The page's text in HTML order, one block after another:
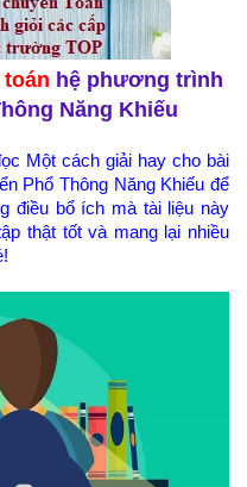
hệ phương trình
Năng Khiếu
Một cách giải hay cho bài
Phổ Thông Năng Khiếu để
điều bổ ích mà tài liệu này
thật tốt và mang lại nhiều